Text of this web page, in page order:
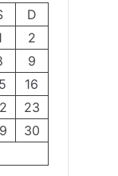
D
2
9
16
23
30